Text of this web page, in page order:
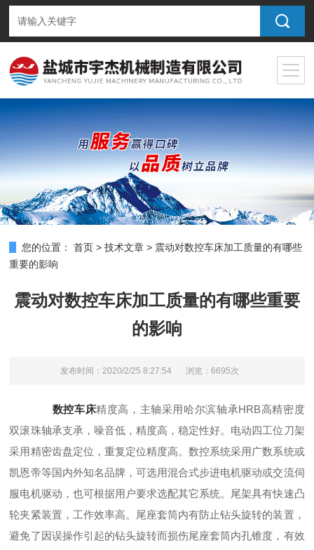
您的位置： 首页 >技术文章 > 震动对数控车床加工质量的有哪些
重要的影响
震动对数控车床加工质量的有哪些重要
的影响
发布时间：2020/2/25 8:27:54 浏览：6695次
数控车床精度高，主轴采用哈尔滨轴承HRB高精密度
双滚珠轴承支承，噪音低，精度高，稳定性好。电动四工位刀架
采用精密齿盘定位，重复定位精度高。数控系统采用广数系统或
凯恩帝等国内外知名品牌，可选用混合式步进电机驱动或交流伺
服电机驱动，也可根据用户要求选配其它系统。尾架具有快速凸
轮夹紧装置，工作效率高。尾座套筒内有防止钻头旋转的装置，
避免了因误操作引起的钻头旋转而损伤尾座套筒内孔锥度，有效